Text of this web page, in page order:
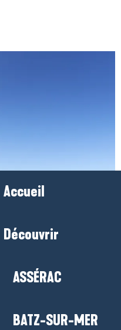
Accueil
Découvrir
ASSÉRAC
BATZ-SUR-MER